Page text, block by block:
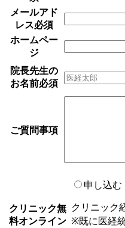
メールアド
レス必須
ホームペー
ジ
院長先生の
お名前必須
ご質問事項
クリニック無
料オンライン
申し込む
クリニック
※既に医経